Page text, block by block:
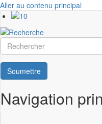
Aller au contenu principal
Rechercher
Soumettre
Navigation